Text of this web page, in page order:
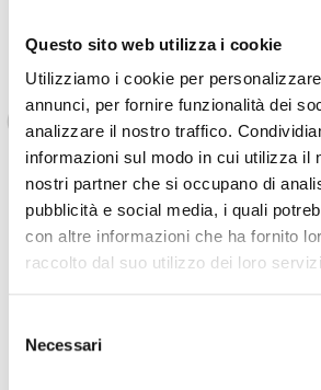
Questo sito web utilizza i cookie
Utilizziamo i cookie per
annunci, per fornire funzionalità dei
analizzare il nostro traffico.
informazioni sul modo in cui utilizza il
nostri partner che si occupano di
pubblicità e social media, i quali
con altre informazioni che ha fornito
raccolto dal suo utilizzo dei loro
delNecessari
Aujourd'hui, j'ai repris le
Grâce au projet, Mapenzi a également
économique pour mettre en place une